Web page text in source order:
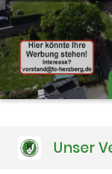
Unser